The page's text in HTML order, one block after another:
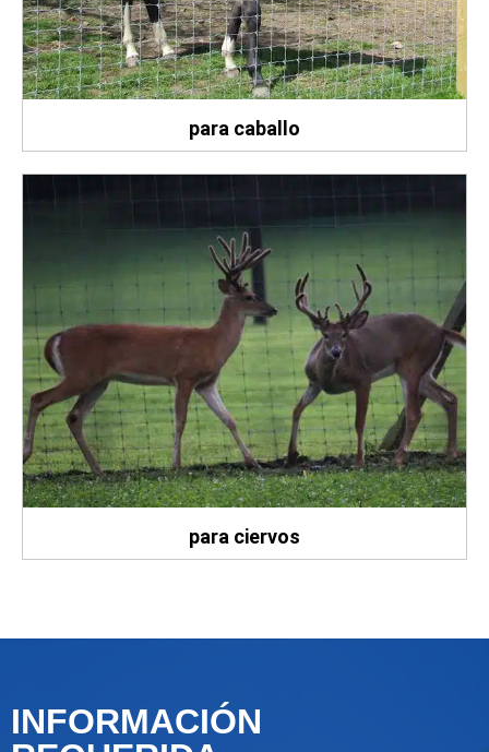
para caballo
para ciervos
INFORMACIÓN